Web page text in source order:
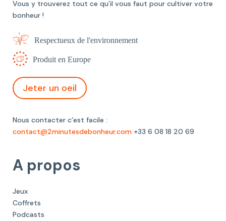
Vous y trouverez tout ce qu’il vous faut pour cultiver votre
bonheur !
Respectueux de l'environnement
Produit en Europe
Jeter un oeil
Nous contacter c’est facile :
contact@2minutesdebonheur.com +33 6 08 18 20 69
A propos
Jeux
Coffrets
Podcasts